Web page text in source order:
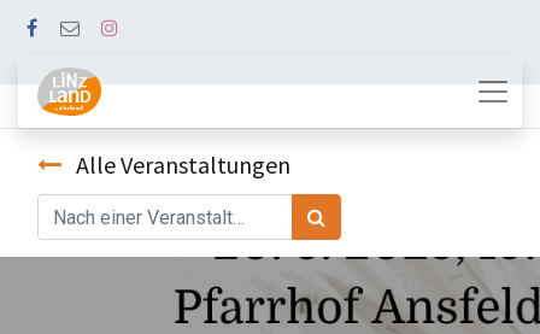
Alle Veranstaltungen